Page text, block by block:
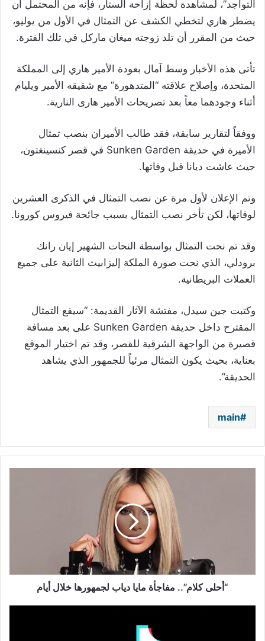
التواجد”، لمشاهدة لحظة إزاحة الستار، فإنه من المحتمل أن
يضطر هاري لتخطي الكشف عن التمثال في الأول من يوليو،
حيث من المقرر أن تلد زوجته ميغان ماركل في تلك الفترة.
تأتى هذه الأخبار وسط آمال بعودة الأمير هاري إلى المملكة
المتحدة، وإصلاح علاقته “المتدهورة” مع شقيقه الأمير ويليام
أثناء وجودهما معاً بعد تصريحات الأمير هارى النارية.
ووفقاً لتقارير سابقة، فقد طالب الأميران بنصب تمثال
الأميرة في حديقة Sunken Garden في قصر كنسينغتون،
حيث عاشت ديانا قبل وفاتها.
وتم الإعلان لأول مرة عن نصب التمثال في الذكرى العشرين
لوفاتها، لكن تأخر نصب التمثال بسبب جائحة فيروس كورونا.
وقد تم نحت التمثال بواسطة النحات الشهير إيان رانك
برودلي، الذي نحت صورة الملكة إليزابيث الثانية على جميع
العملات البريطانية.
وكتبت جين سيدل، مفتشة الآثار القديمة: “سيقع التمثال
المقترح داخل حديقة Sunken Garden على بعد مسافة
قصيرة من الواجهة الشرقية للقصر، وقد تم اختيار الموقع
بعناية، بحيث يكون التمثال مرئياً للجمهور الذي يشاهد
الحديقة”.
main
“أحلى كلام”.. مفاجأة مايا دياب لجمهورها خلال أيام